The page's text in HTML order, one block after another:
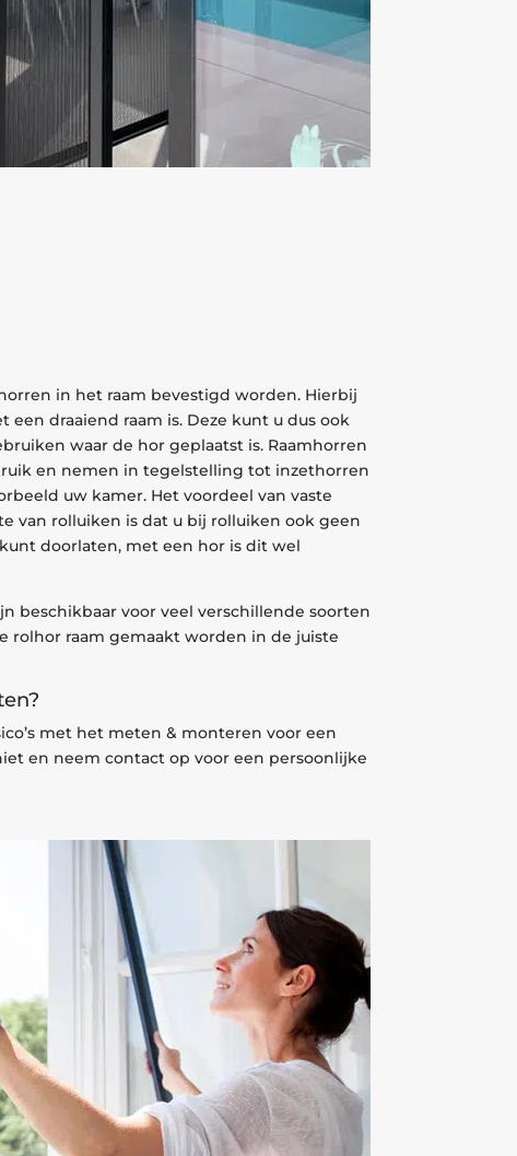
in het raam bevestigd worden. Hierbij
draaiend raam is. Deze kunt u dus ook
waar de hor geplaatst is. Raamhorren
en nemen in tegelstelling tot inzethorren
uw kamer. Het voordeel van vaste
van rolluiken is dat u bij rolluiken ook geen
doorlaten, met een hor is dit wel
beschikbaar voor veel verschillende soorten
rolhor raam gemaakt worden in de juiste
met het meten & monteren voor een
en neem contact op voor een persoonlijke